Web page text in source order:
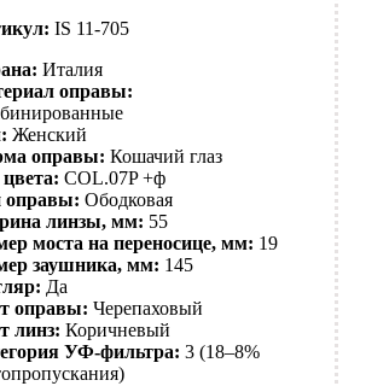
IS 11-705
Италия
оправы:
Женский
оправы: Кошачий глаз
COL.07P +ф
оправы: Ободковая
линзы, мм: 55
моста на переносице, мм: 19
заушника, мм: 145
Да
оправы: Черепаховый
линз: Коричневый
УФ-фильтра: 3 (18–8%